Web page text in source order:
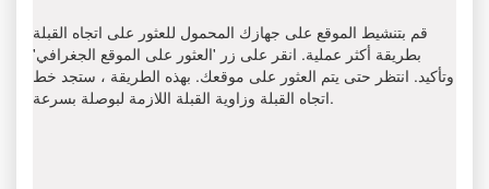
قم بتنشيط الموقع على جهازك المحمول للعثور على اتجاه القبلة
بطريقة أكثر عملية. انقر على زر 'العثور على الموقع الجغرافي'
وتأكيد. انتظر حتى يتم العثور على موقعك. بهذه الطريقة ، ستجد خط
اتجاه القبلة وزاوية القبلة اللازمة لبوصلة بسرعة.